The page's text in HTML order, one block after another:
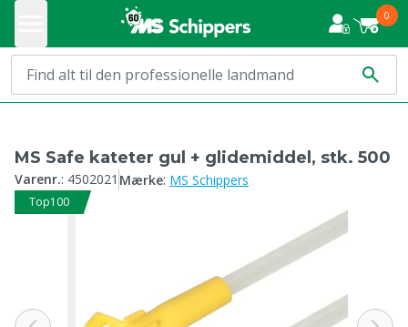
0
MS Safe kateter gul + glidemiddel, stk. 500
Varenr.: 4502021 Mærke: MS Schippers
Top100